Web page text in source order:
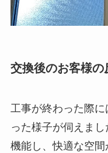
交換後のお客様の
工事が終わった際
った様子が伺えま
機能し、快適な空